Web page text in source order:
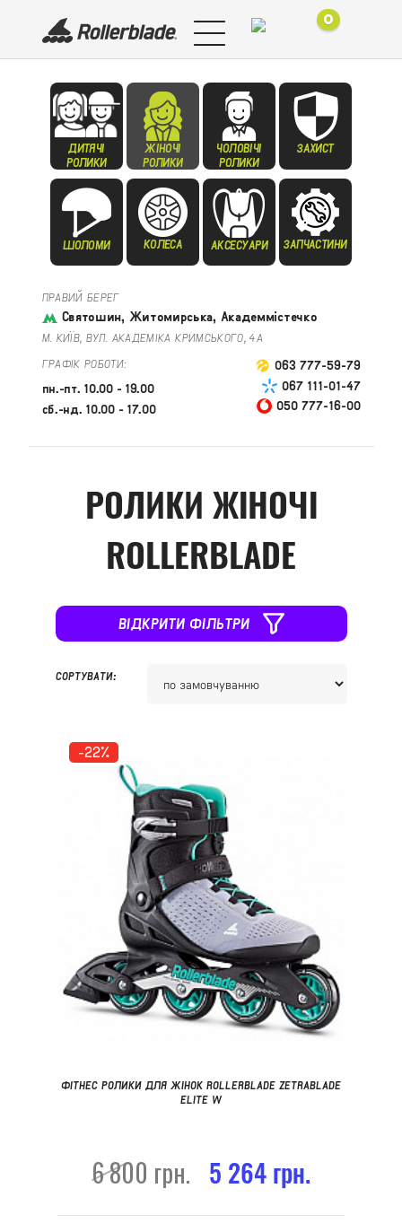
0
ДИТЯЧІ
РОЛИКИ
ЖІНОЧІ
РОЛИКИ
ЧОЛОВІЧІ
РОЛИКИ
ЗАХИСТ
ШОЛОМИ КОЛЕСА АКСЕСУАРИ ЗАПЧАСТИНИ
ПРАВИЙ БЕРЕГ
Святошин, Житомирська, Академмістечко
М. КИЇВ, ВУЛ. АКАДЕМІКА КРИМСЬКОГО, 4А
ГРАФІК РОБОТИ:
пн.-пт. 10.00 - 19.00
сб.-нд. 10.00 - 17.00
063 777-59-79
067 111-01-47
050 777-16-00
РОЛИКИ ЖІНОЧІ
ROLLERBLADE
ВІДКРИТИ ФІЛЬТРИ
СОРТУВАТИ:
-22%
ФІТНЕС РОЛИКИ ДЛЯ ЖІНОК ROLLERBLADE ZETRABLADE
ELITE W
6 800 грн. 5 264 грн.